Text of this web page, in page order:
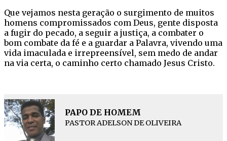
Que vejamos nesta geração o surgimento de muitos
homens compromissados com Deus, gente disposta
a fugir do pecado, a seguir a justiça, a combater o
bom combate da fé e a guardar a Palavra, vivendo uma
vida imaculada e irrepreensível, sem medo de andar
na via certa, o caminho certo chamado Jesus Cristo.
PAPO DE HOMEM
PASTOR ADELSON DE OLIVEIRA